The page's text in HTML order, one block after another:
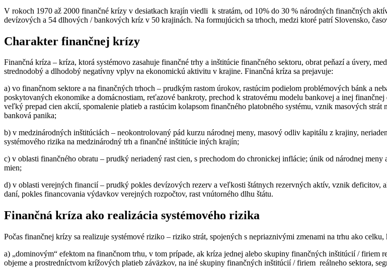
V rokoch 1970 až 2000 finančné krízy v desiatkach krajín viedli k stratám, od 10% do 30 % národných finančných
devízových a 54 dlhových / bankových kríz v 50 krajinách. Na formujúcich sa trhoch, medzi ktoré patrí Slovensko,
Charakter finančnej krízy
Finančná kríza – kríza, ktorá systémovo zasahuje finančné trhy a inštitúcie finančného sektoru, obrat peňazí a úvery,
strednodobý a dlhodobý negatívny vplyv na ekonomickú aktivitu v krajine. Finančná kríza sa prejavuje:
a) vo finančnom sektore a na finančných trhoch – prudkým rastom úrokov, rastúcim podielom problémových bánk a
poskytovaných ekonomike a domácnostiam, reťazové bankroty, prechod k stratovému modelu bankovej a inej
veľký prepad cien akcií, spomalenie platieb a rastúcim kolapsom finančného platobného systému, vznik masových
banková panika;
b) v medzinárodných inštitúciách – neokontrolovaný pád kurzu národnej meny, masový odliv kapitálu z krajiny,
systémového rizika na medzinárodný trh a finančné inštitúcie iných krajín;
c) v oblasti finančného obratu – prudký neriadený rast cien, s prechodom do chronickej inflácie; únik od národnej
mien;
d) v oblasti verejných financií – prudký pokles devízových rezerv a veľkosti štátnych rezervných aktív, vznik deficitov,
daní, pokles financovania výdavkov verejných rozpočtov, rast vnútorného dlhu štátu.
Finančná kríza ako realizácia systémového rizika
Počas finančnej krízy sa realizuje systémové riziko – riziko strát, spojených s nepriaznivými zmenami na trhu ako celku,
a) „dominovým“ efektom na finančnom trhu, v tom prípade, ak kríza jednej alebo skupiny finančných inštitúcií / firiem
objeme a prostredníctvom krížových platieb záväzkov, na iné skupiny finančných inštitúcií / firiem reálneho sektora,